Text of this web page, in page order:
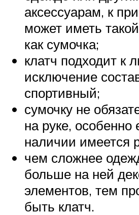
аксессуарам, к
может иметь
как сумочка;
клатч подходит к
исключение
спортивный;
сумочку не
на руке, особенно
наличии имеется
чем сложнее
больше на ней
элементов, тем
быть клатч.